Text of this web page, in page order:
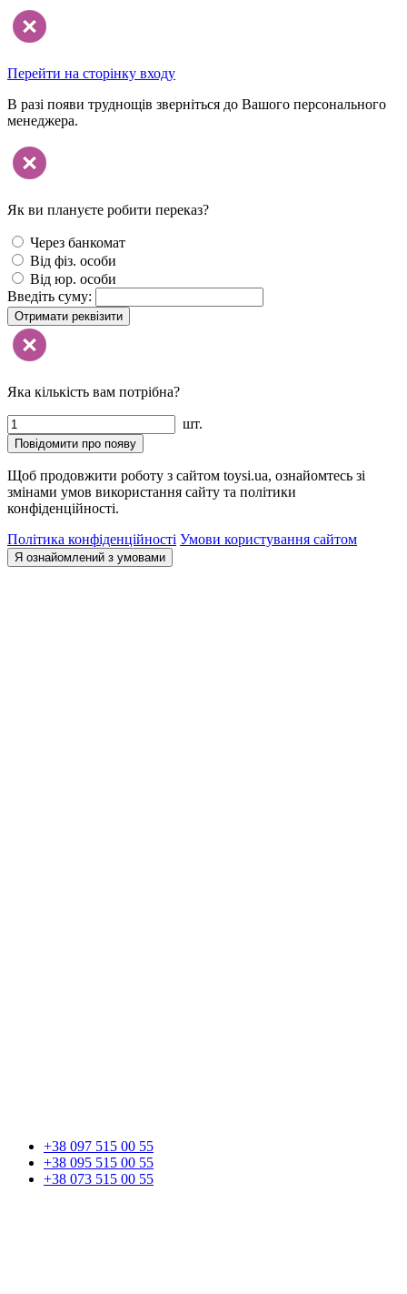
Перейти на сторінку входу
В разі появи труднощів зверніться до Вашого персонального
менеджера.
Як ви плануєте робити переказ?
Через банкомат
Від фіз. особи
Від юр. особи
Введіть суму:
Отримати реквізити
Яка кількість вам потрібна?
шт.
Повідомити про появу
Щоб продовжити роботу з сайтом toysi.ua, ознайомтесь зі
змінами умов використання сайту та політики
конфіденційності.
Політика конфіденційності Умови користування сайтом
Я ознайомлений з умовами
+38 097 515 00 55
+38 095 515 00 55
+38 073 515 00 55